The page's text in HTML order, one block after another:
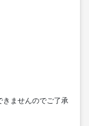
きませんのでご了承